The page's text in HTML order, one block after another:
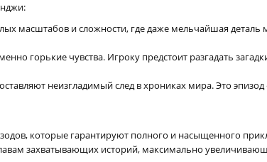
масштабов и сложности, где даже мельчайшая деталь
горькие чувства. Игроку предстоит разгадать
неизгладимый след в хрониках мира. Это эпизод
которые гарантируют полного и насыщенного
захватывающих историй, максимально